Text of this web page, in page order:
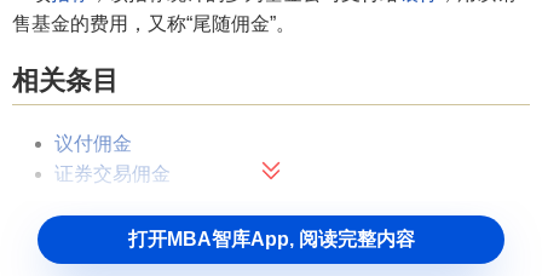
售基金的费用，又称“尾随佣金”。
相关条目
议付佣金
证券交易佣金
打开MBA智库App, 阅读完整内容